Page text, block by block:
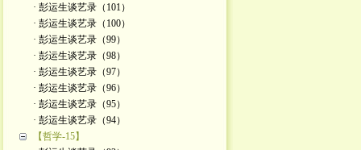
· 彭运生谈艺录（101）
· 彭运生谈艺录（100）
· 彭运生谈艺录（99）
· 彭运生谈艺录（98）
· 彭运生谈艺录（97）
· 彭运生谈艺录（96）
· 彭运生谈艺录（95）
· 彭运生谈艺录（94）
【哲学-15】